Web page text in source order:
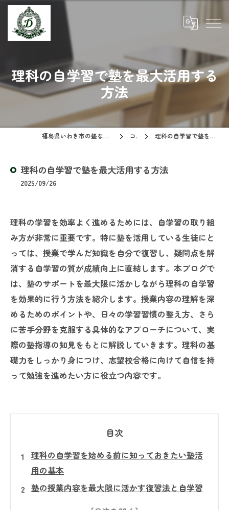
理科の自学習で塾を最大活用する
方法
福島県いわき市の塾ならドリームスクール コラム 理科の自学習で塾を最大活用する方法
理科の自学習で塾を最大活用する方法
2025/09/26
理科の学習を効率よく進めるためには、自学習の取り組
み方が非常に重要です。特に塾を活用している生徒にと
っては、授業で学んだ知識を自分で復習し、疑問点を解
消する自学習の質が成績向上に直結します。本ブログで
は、塾のサポートを最大限に活かしながら理科の自学習
を効果的に行う方法を紹介します。授業内容の理解を深
めるためのポイントや、日々の学習習慣の整え方、さら
に苦手分野を克服する具体的なアプローチについて、実
際の塾指導の知見をもとに解説していきます。理科の基
礎力をしっかり身につけ、志望校合格に向けて自信を持
って勉強を進めたい方に役立つ内容です。
目次
理科の自学習を始める前に知っておきたい塾活
用の基本
塾の授業内容を最大限に活かす復習法と自学習